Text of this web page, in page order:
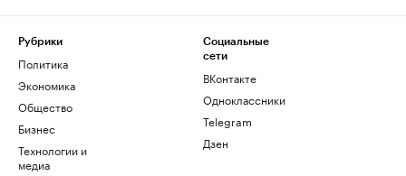
Рубрики
Политика
Экономика
Общество
Бизнес
Технологии и
медиа
Социальные
сети
ВКонтакте
Одноклассники
Telegram
Дзен